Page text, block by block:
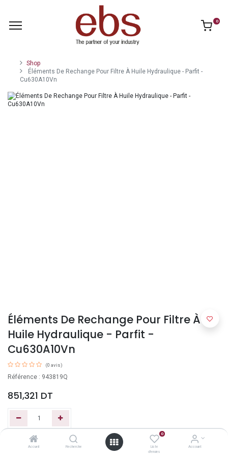
Accueil Recherche
0
Liste
d'envies
Account
0
Shop
Éléments De Rechange Pour Filtre À Huile Hydraulique - Parfit -
Cu630A10Vn
Éléments De Rechange Pour Filtre À
Huile Hydraulique - Parfit -
Cu630A10Vn
(0 avis)
Référence : 943819Q
851,321 DT
Ajouter au panier